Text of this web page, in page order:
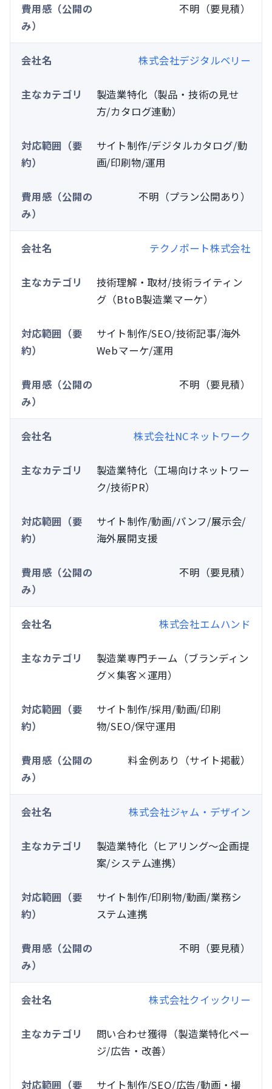
不明（要見積）
株式会社デジタルベリー
製造業特化（製品・技術の見せ
方/カタログ連動）
サイト制作/デジタルカタログ/動
画/印刷物/運用
不明（プラン公開あり）
テクノポート株式会社
技術理解・取材/技術ライティン
グ（BtoB製造業マーケ）
サイト制作/SEO/技術記事/海外
Webマーケ/運用
不明（要見積）
株式会社NCネットワーク
製造業特化（工場向けネットワー
ク/技術PR）
サイト制作/動画/パンフ/展示会/
海外展開支援
不明（要見積）
株式会社エムハンド
製造業専門チーム（ブランディン
グ×集客×運用）
サイト制作/採用/動画/印刷
物/SEO/保守運用
料金例あり（サイト掲載）
株式会社ジャム・デザイン
製造業特化（ヒアリング〜企画提
案/システム連携）
サイト制作/印刷物/動画/業務シ
ステム連携
不明（要見積）
株式会社クイックリー
問い合わせ獲得（製造業特化ペー
ジ/広告・改善）
サイト制作/SEO/広告/動画・撮